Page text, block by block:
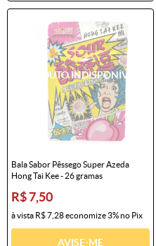
Bala Sabor Pêssego Super Azeda
Hong Tai Kee - 26 gramas
R$ 7,50
à vista R$ 7,28economize3%no Pix
AVISE-ME